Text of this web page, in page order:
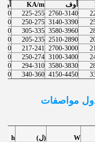
أوف KA/m
2760-3140
225-255
3140-3390
250-275
3580-3960
305-335
2510-2890
205-235
2700-3000
217-241
3100-3400
250-274
3580-3830
294-310
4150-4450
340-360
مواصفات
W (ل)
h